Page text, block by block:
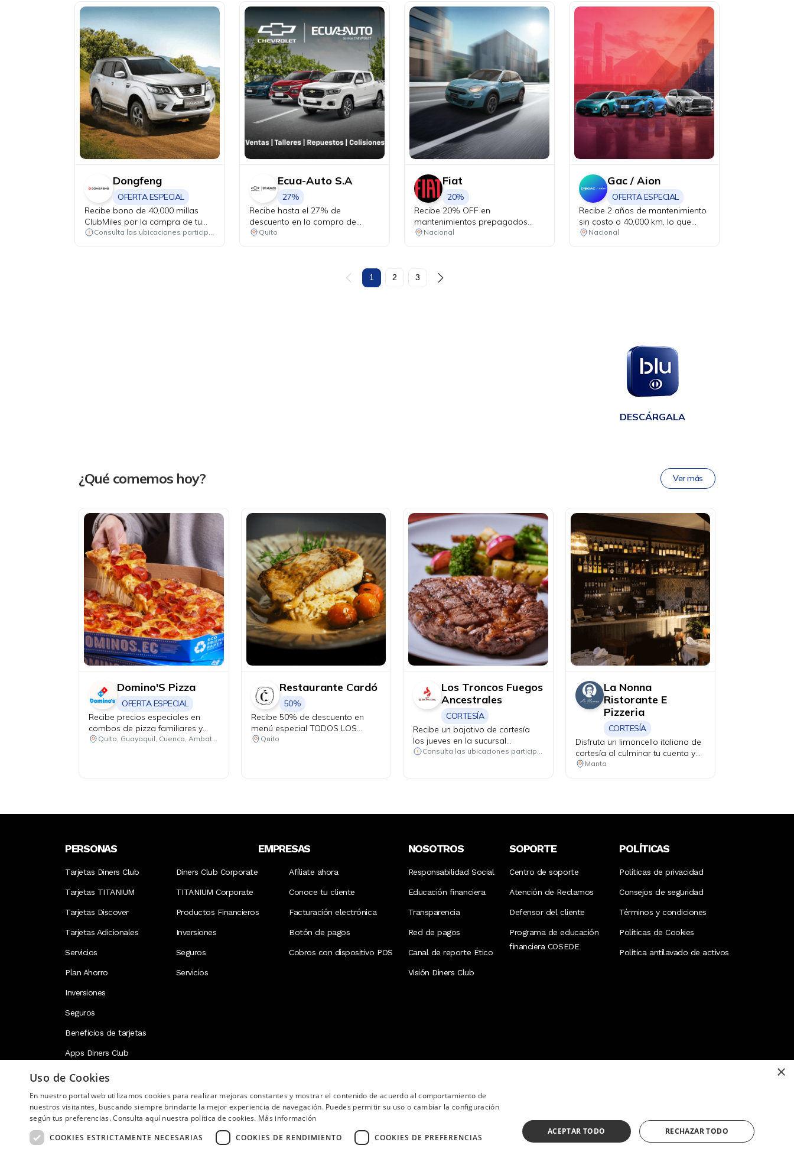
Dongfeng
OFERTA ESPECIAL
Recibe bono de 40,000 millas
ClubMiles por la compra de tu
nuevo Dongfeng Paladin y Z9
Consulta las ubicaciones participantes
Ecua-Auto S.A
27%
Recibe hasta el 27% de
descuento en la compra de
repuestos originales Chevrolet y
correas). Recibe beneficios
exclusivos en talleres: • Cambio
Quito
Fiat
20%
Recibe 20% OFF en
mantenimientos prepagados
para tu Fiat.
Nacional
Gac / Aion
OFERTA ESPECIAL
Recibe 2 años de mantenimiento
sin costo o 40,000 km, lo que
ocurra primero. Aplica en la
Nacional
1 2 3
DESCÁRGALA
¿Qué comemos hoy? Ver más
Domino'S Pizza
OFERTA ESPECIAL
Recibe precios especiales en
combos de pizza familiares y
medianos. Promoción 1: 2 pizzas
Quito, Guayaquil, Cuenca, Ambato, Santo Domingo
Restaurante Cardó
50%
Recibe 50% de descuento en
menú especial TODOS LOS
JUEVES con tu Diners.
Quito
Los Troncos Fuegos
Ancestrales
CORTESÍA
Recibe un bajativo de cortesía
los jueves en la sucursal
Quicentro.
Consulta las ubicaciones participantes
La Nonna
Ristorante E
Pizzeria
CORTESÍA
Disfruta un limoncello italiano de
cortesía al culminar tu cuenta y
haz que tu velada tenga un final
Manta
PERSONAS
Tarjetas Diners Club
Tarjetas TITANIUM
Tarjetas Discover
Tarjetas Adicionales
Servicios
Plan Ahorro
Inversiones
Seguros
Beneficios de tarjetas
Apps Diners Club
EMPRESAS
Diners Club Corporate
TITANIUM Corporate
Productos Financieros
Inversiones
Seguros
Servicios
Afíliate ahora
Conoce tu cliente
Facturación electrónica
Botón de pagos
Cobros con dispositivo POS
NOSOTROS
Responsabilidad Social
Educación financiera
Transparencia
Red de pagos
Canal de reporte Ético
Visión Diners Club
SOPORTE
Centro de soporte
Atención de Reclamos
Defensor del cliente
Programa de educación
financiera COSEDE
POLÍTICAS
Políticas de privacidad
Consejos de seguridad
Términos y condiciones
Políticas de Cookies
Política antilavado de activos
Image
¿Necesitas ayuda?
(02) 298 1300
×
Uso de Cookies
En nuestro portal web utilizamos cookies para realizar mejoras constantes y mostrar el contenido de acuerdo al comportamiento de
nuestros visitantes, buscando siempre brindarte la mejor experiencia de navegación. Puedes permitir su uso o cambiar la configuración
según tus preferencias. Consulta aquí nuestra política de cookies. Más información
COOKIES ESTRICTAMENTE NECESARIAS
COOKIES DE RENDIMIENTO COOKIES DE PREFERENCIAS
ACEPTAR TODO RECHAZAR TODO